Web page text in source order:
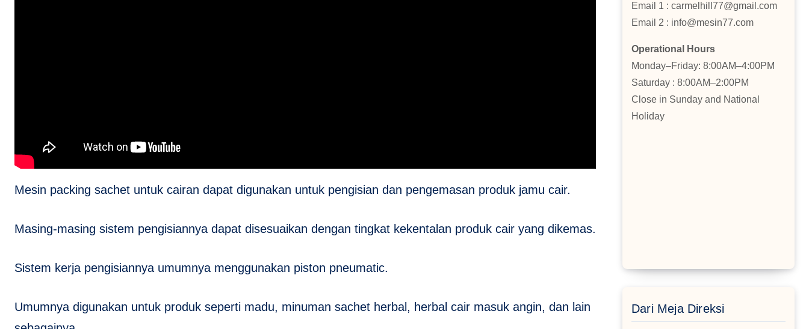
Mesin packing sachet untuk cairan dapat digunakan untuk pengisian dan pengemasan produk jamu cair.
Masing-masing sistem pengisiannya dapat disesuaikan dengan tingkat kekentalan produk cair yang dikemas.
Sistem kerja pengisiannya umumnya menggunakan piston pneumatic.
Umumnya digunakan untuk produk seperti madu, minuman sachet herbal, herbal cair masuk angin, dan lain
Email 1 : carmelhill77@gmail.com
Email 2 : info@mesin77.com
Operational Hours
Monday–Friday: 8:00AM–4:00PM
Saturday : 8:00AM–2:00PM
Close in Sunday and National
Holiday
Dari Meja Direksi